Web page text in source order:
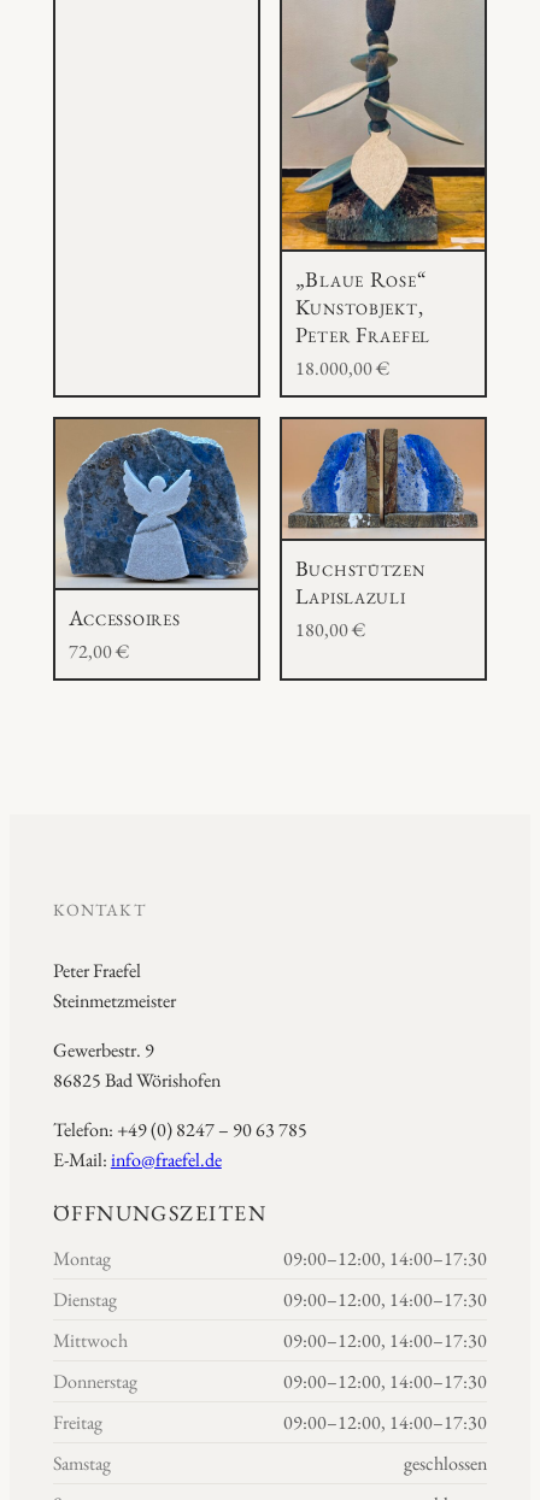
„Blaue Rose“
Kunstobjekt,
Peter Fraefel
18.000,00€
Accessoires
72,00€
Buchstützen
Lapislazuli
180,00€
KONTAKT
Peter Fraefel
Steinmetzmeister
Gewerbestr. 9
86825 Bad Wörishofen
Telefon: +49 (0) 8247 – 90 63 785
E-Mail:info@fraefel.de
ÖFFNUNGSZEITEN
Montag
09:00–12:00, 14:00–17:30
Dienstag
09:00–12:00, 14:00–17:30
Mittwoch
09:00–12:00, 14:00–17:30
Donnerstag
09:00–12:00, 14:00–17:30
Freitag
09:00–12:00, 14:00–17:30
Samstag
geschlossen